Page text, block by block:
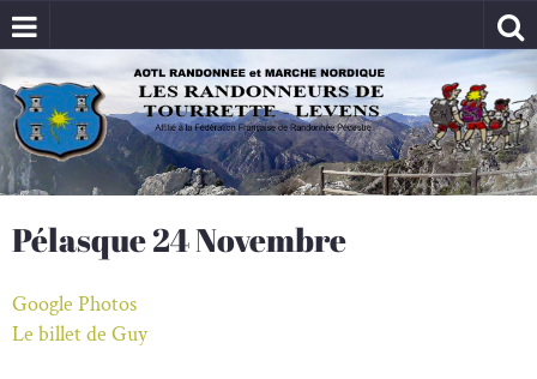
Pélasque 24 Novembre
Google Photos
Le billet de Guy